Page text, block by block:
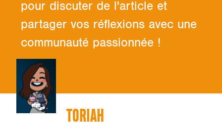
pour discuter de l'article et
partager vos réflexions avec une
communauté passionnée !
TORIAH